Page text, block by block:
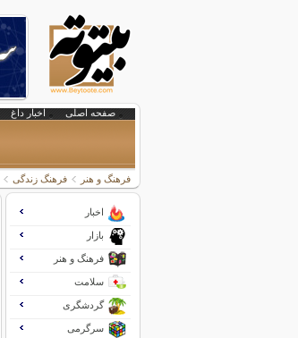
صفحه اصلی اخبار داغ
فرهنگ و هنر فرهنگ زندگی
اخبار
بازار
فرهنگ و هنر
سلامت
گردشگری
سرگرمی